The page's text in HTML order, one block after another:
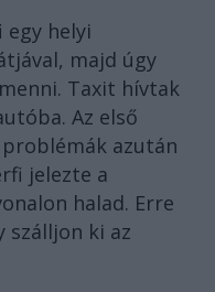
helyi
majd úgy
Taxit hívtak
Az első
azután
jelezte a
halad. Erre
szálljon ki az